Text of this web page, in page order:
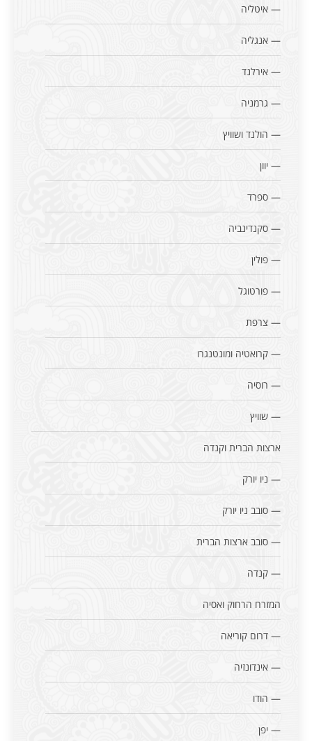
— איטליה
— אנגליה
— אירלנד
— גרמניה
— הולנד ושוויץ
— יוון
— ספרד
— סקנדינביה
— פולין
— פורטוגל
— צרפת
— קרואטיה ומונטנגרו
— רוסיה
— שוויץ
ארצות הברית וקנדה
— ניו יורק
— סובב ניו יורק
— סובב ארצות הברית
— קנדה
המזרח הרחוק ואסיה
— דרום קוריאה
— אינדונזיה
— הודו
— יפן